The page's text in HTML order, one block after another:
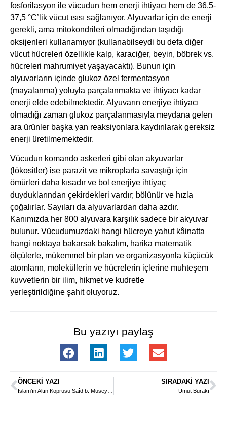
fosforilasyon ile vücudun hem enerji ihtiyacı hem de 36,5-
37,5 °C’lik vücut ısısı sağlanıyor. Alyuvarlar için de enerji
gerekli, ama mitokondrileri olmadığından taşıdığı
oksijenleri kullanamıyor (kullanabilseydi bu defa diğer
vücut hücreleri özellikle kalp, karaciğer, beyin, böbrek vs.
hücreleri mahrumiyet yaşayacaktı). Bunun için
alyuvarların içinde glukoz özel fermentasyon
(mayalanma) yoluyla parçalanmakta ve ihtiyacı kadar
enerji elde edebilmektedir. Alyuvarın enerjiye ihtiyacı
olmadığı zaman glukoz parçalanmasıyla meydana gelen
ara ürünler başka yan reaksiyonlara kaydırılarak gereksiz
enerji üretilmemektedir.
Vücudun komando askerleri gibi olan akyuvarlar
(lökositler) ise parazit ve mikroplarla savaştığı için
ömürleri daha kısadır ve bol enerjiye ihtiyaç
duyduklarından çekirdekleri vardır; bölünür ve hızla
çoğalırlar. Sayıları da alyuvarlardan daha azdır.
Kanımızda her 800 alyuvara karşılık sadece bir akyuvar
bulunur. Vücudumuzdaki hangi hücreye yahut kâinatta
hangi noktaya bakarsak bakalım, harika matematik
ölçülerle, mükemmel bir plan ve organizasyonla küçücük
atomların, moleküllerin ve hücrelerin içlerine muhteşem
kuvvetlerin bir ilim, hikmet ve kudretle
yerleştirildiğine şahit oluyoruz.
Bu yazıyı paylaş
ÖNCEKI YAZI
İslam’ın Altın Köprüsü Saîd b. Müseyyeb (rahmetullahi aleyh)
SIRADAKI YAZI
Umut Burakı